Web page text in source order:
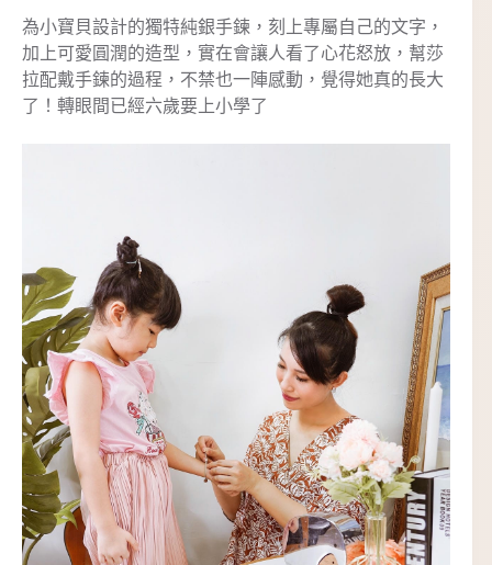
為小寶貝設計的獨特純銀手鍊，刻上專屬自己的文字，
加上可愛圓潤的造型，實在會讓人看了心花怒放，幫莎
拉配戴手鍊的過程，不禁也一陣感動，覺得她真的長大
了！轉眼間已經六歲要上小學了